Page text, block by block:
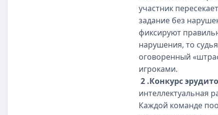
участник
задание без
фиксируют
нарушения, то
оговоренный
игроками.
2 .Конкурс
интеллектуальная
Каждой команде